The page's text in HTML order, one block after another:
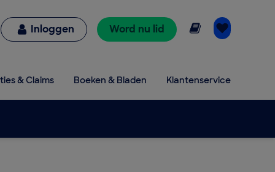
Inloggen Word nu lid Online lezen
& Claims Boeken & Bladen Klantenservice